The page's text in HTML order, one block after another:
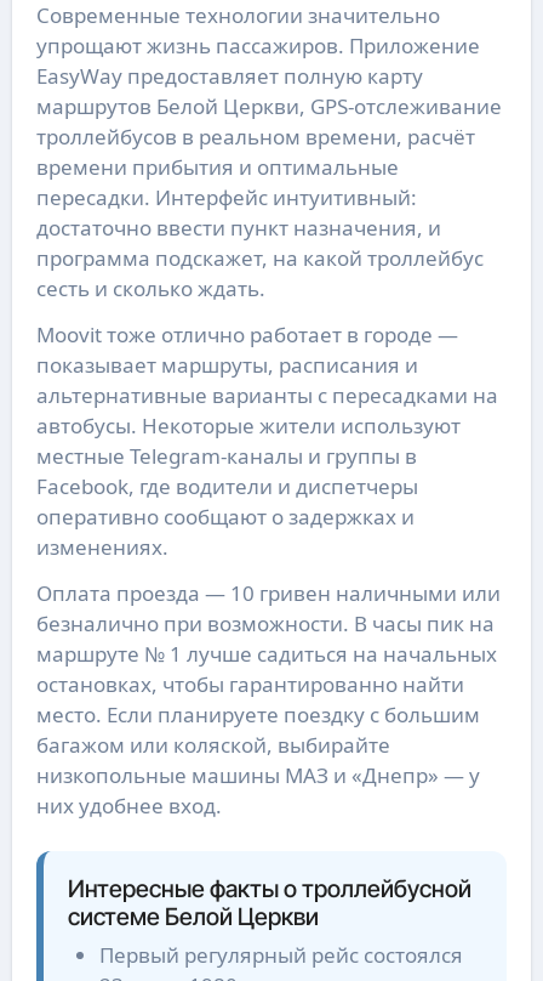
Современные технологии значительно
упрощают жизнь пассажиров. Приложение
EasyWay предоставляет полную карту
маршрутов Белой Церкви, GPS-отслеживание
троллейбусов в реальном времени, расчёт
времени прибытия и оптимальные
пересадки. Интерфейс интуитивный:
достаточно ввести пункт назначения, и
программа подскажет, на какой троллейбус
сесть и сколько ждать.
Moovit тоже отлично работает в городе —
показывает маршруты, расписания и
альтернативные варианты с пересадками на
автобусы. Некоторые жители используют
местные Telegram-каналы и группы в
Facebook, где водители и диспетчеры
оперативно сообщают о задержках и
изменениях.
Оплата проезда — 10 гривен наличными или
безналично при возможности. В часы пик на
маршруте № 1 лучше садиться на начальных
остановках, чтобы гарантированно найти
место. Если планируете поездку с большим
багажом или коляской, выбирайте
низкопольные машины МАЗ и «Днепр» — у
них удобнее вход.
Интересные факты о троллейбусной
системе Белой Церкви
Первый регулярный рейс состоялся